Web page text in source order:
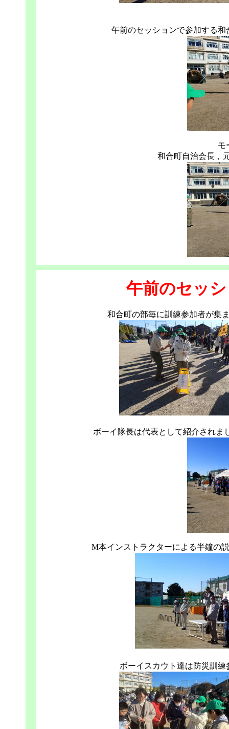
午前のセッションで参加する
モ
和合町自治会長，
午前のセッ
和合町の部毎に訓練参加者が集
ボーイ隊長は代表として紹介されま
M本インストラクターによる半鐘の
ボーイスカウト達は防災訓